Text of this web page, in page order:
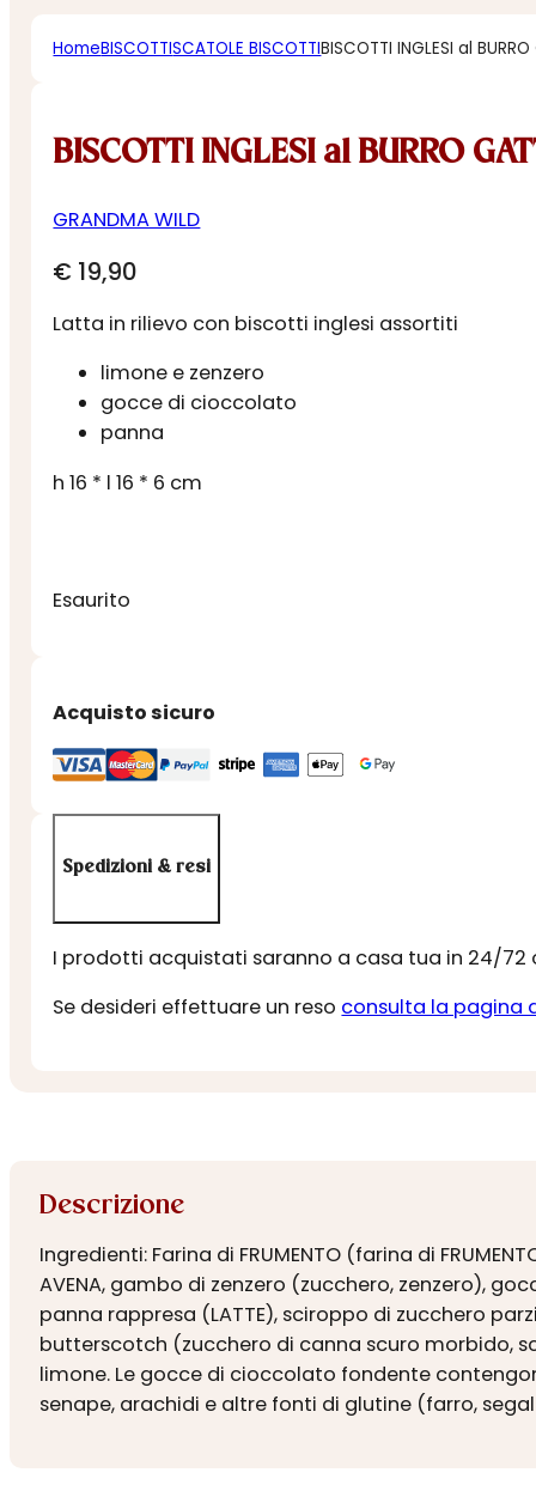
HomeBISCOTTISCATOLE BISCOTTIBISCOTTI INGLESI al
BISCOTTI INGLESI al BURRO
GRANDMA WILD
€ 19,90
Latta in rilievo con biscotti inglesi assortiti
limone e zenzero
gocce di cioccolato
panna
h 16 * l 16 * 6 cm
Esaurito
Acquisto sicuro
Spedizioni & resi
I prodotti acquistati saranno a casa tua in 24/72
Se desideri effettuare un reso consulta la pagina
Descrizione
Ingredienti: Farina di FRUMENTO (farina di
AVENA, gambo di zenzero (zucchero, zenzero),
panna rappresa (LATTE), sciroppo di zucchero
butterscotch (zucchero di canna scuro morbido,
limone. Le gocce di cioccolato fondente
senape, arachidi e altre fonti di glutine (farro,